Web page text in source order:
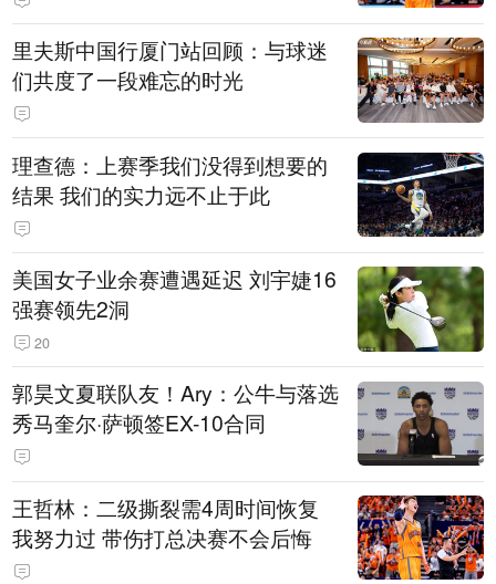
里夫斯中国行厦门站回顾：与球迷
们共度了一段难忘的时光
理查德：上赛季我们没得到想要的
结果 我们的实力远不止于此
美国女子业余赛遭遇延迟 刘宇婕16
强赛领先2洞
20
郭昊文夏联队友！Ary：公牛与落选
秀马奎尔·萨顿签EX-10合同
王哲林：二级撕裂需4周时间恢复
我努力过 带伤打总决赛不会后悔